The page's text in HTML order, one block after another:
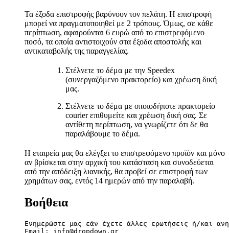
Τα έξοδα επιστροφής βαρύνουν τον πελάτη. Η επιστροφή
μπορεί να πραγματοποιηθεί με 2 τρόπους. Όμως, σε κάθε
περίπτωση, αφαιρούνται 6 ευρώ από το επιστρεφόμενο
ποσό, τα οποία αντιστοιχούν στα έξοδα αποστολής και
αντικαταβολής της παραγγελίας.
Στέλνετε το δέμα με την Speedex
(συνεργαζόμενο πρακτορείο) και χρέωση δική
μας.
Στέλνετε το δέμα με οποιοδήποτε πρακτορείο
courier επιθυμείτε και χρέωση δική σας. Σε
αντίθετη περίπτωση, να γνωρίζετε ότι δε θα
παραλάβουμε το δέμα.
Η εταιρεία μας θα ελέγξει το επιστρεφόμενο προϊόν και μόνο
αν βρίσκεται στην αρχική του κατάσταση και συνοδεύεται
από την απόδειξη λιανικής, θα προβεί σε επιστροφή των
χρημάτων σας, εντός 14 ημερών από την παραλαβή.
Βοήθεια
Ενημερώστε μας εάν έχετε άλλες ερωτήσεις ή/και
Email: info@dropdown.gr